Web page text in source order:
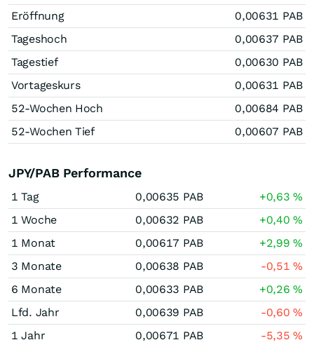
Eröffnung
0,00631 PAB
Tageshoch
0,00637 PAB
Tagestief
0,00630 PAB
Vortageskurs
0,00631 PAB
52-Wochen Hoch
0,00684 PAB
52-Wochen Tief
0,00607 PAB
JPY/PAB Performance
1 Tag 0,00635 PAB +0,63%
1 Woche
0,00632 PAB +0,40%
1 Monat
0,00617 PAB +2,99%
3 Monate
0,00638 PAB -0,51%
6 Monate
0,00633 PAB +0,26%
Lfd. Jahr
0,00639 PAB -0,60%
1 Jahr
0,00671 PAB -5,35%